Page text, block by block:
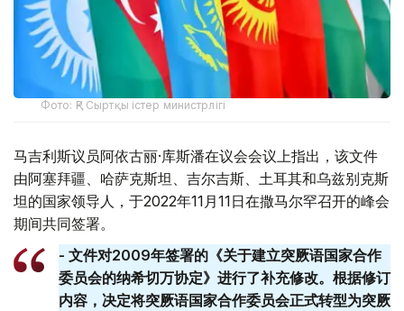
Фото: ҚР Сыртқы істер министрлігі
马吉利斯议员阿依古丽·库斯潘在议会会议上指出，该文件
由阿塞拜疆、哈萨克斯坦、吉尔吉斯、土耳其和乌兹别克斯
坦的国家领导人，于2022年11月11日在撒马尔罕召开的峰会
期间共同签署。
- 文件对2009年签署的《关于建立突厥语国家合作
委员会的纳希切万协定》进行了补充修改。根据修订
内容，决定将突厥语国家合作委员会正式转型为突厥